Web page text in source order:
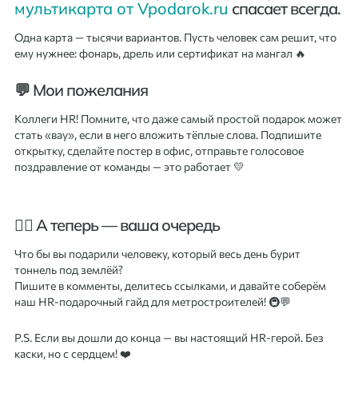
мультикарта от Vpodarok.ru спасает всегда.
Одна карта — тысячи вариантов. Пусть человек сам решит, что
ему нужнее: фонарь, дрель или сертификат на мангал 🔥
💬 Мои пожелания
Коллеги HR! Помните, что даже самый простой подарок может
стать «вау», если в него вложить тёплые слова. Подпишите
открытку, сделайте постер в офис, отправьте голосовое
поздравление от команды — это работает 💛
🙋‍♀️ А теперь — ваша очередь
Что бы вы подарили человеку, который весь день бурит
тоннель под землёй?
Пишите в комменты, делитесь ссылками, и давайте соберём
наш HR-подарочный гайд для метростроителей! 🚇💬
P.S. Если вы дошли до конца — вы настоящий HR-герой. Без
каски, но с сердцем! ❤️